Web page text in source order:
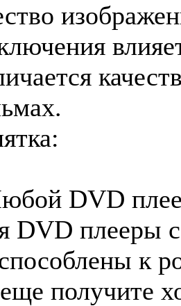
DVD
DVD плееры
к
получите